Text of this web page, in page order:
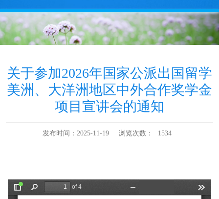
关于参加2026年国家公派出国留学
美洲、大洋洲地区中外合作奖学金
项目宣讲会的通知
发布时间：2025-11-19 浏览次数： 1534